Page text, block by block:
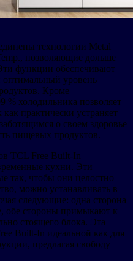
технологии Metal
позволяющие дольше
функции обеспечивают
оптимальный уровень
Кроме
% холодильника позволяет
как практически устраняет
о своем здоровье
пищевых продуктов.
TCL Free Built-In
кухни. Эти
так, чтобы они целостно
можно устанавливать в
следующие: одна сторона
обе стороны примыкают к
стоящего блока. Эта
Built-In идеальной как для
предлагая свободу